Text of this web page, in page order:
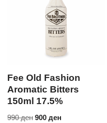
Fee Old Fashion
Aromatic Bitters
150ml 17.5%
990ден 900 ден